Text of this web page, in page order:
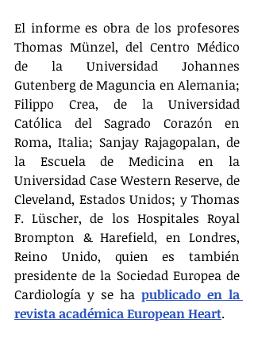
El informe es obra de los profesores
Thomas Münzel, del Centro Médico
de la Universidad Johannes
Gutenberg de Maguncia en Alemania;
Filippo Crea, de la Universidad
Católica del Sagrado Corazón en
Roma, Italia; Sanjay Rajagopalan, de
la Escuela de Medicina en la
Universidad Case Western Reserve, de
Cleveland, Estados Unidos; y Thomas
F. Lüscher, de los Hospitales Royal
Brompton & Harefield, en Londres,
Reino Unido, quien es también
presidente de la Sociedad Europea de
Cardiología y se ha publicado en la
revista académica European Heart.